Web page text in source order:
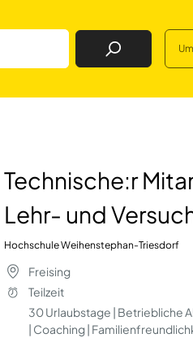
Job Finden
Technische:r
Lehr- und
Hochschule Weihenstephan-Triesdorf
Freising
Teilzeit
30 Urlaubstage | Betriebliche
| Coaching |